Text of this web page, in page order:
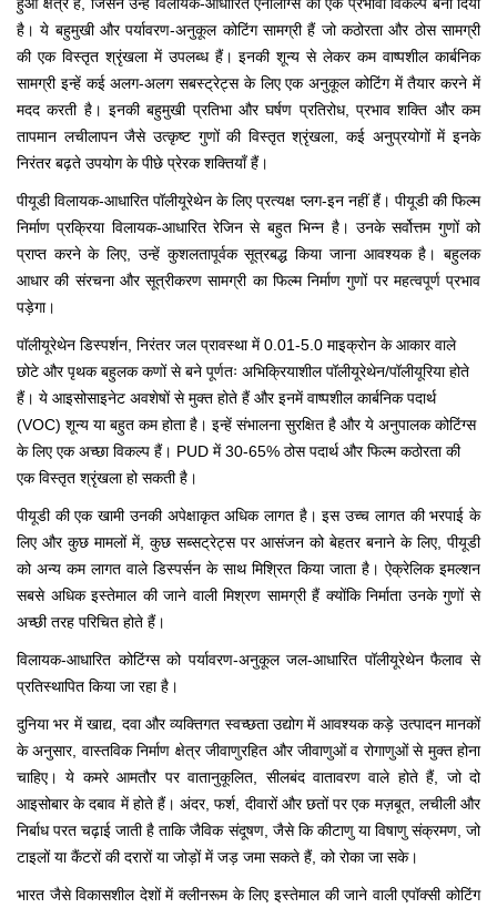
हुआ क्षेत्र है, जिसने उन्हें विलायक-आधारित एनालॉग्स का एक प्रभावी विकल्प बना दिया
है। ये बहुमुखी और पर्यावरण-अनुकूल कोटिंग सामग्री हैं जो कठोरता और ठोस सामग्री
की एक विस्तृत श्रृंखला में उपलब्ध हैं। इनकी शून्य से लेकर कम वाष्पशील कार्बनिक
सामग्री इन्हें कई अलग-अलग सबस्ट्रेट्स के लिए एक अनुकूल कोटिंग में तैयार करने में
मदद करती है। इनकी बहुमुखी प्रतिभा और घर्षण प्रतिरोध, प्रभाव शक्ति और कम
तापमान लचीलापन जैसे उत्कृष्ट गुणों की विस्तृत श्रृंखला, कई अनुप्रयोगों में इनके
निरंतर बढ़ते उपयोग के पीछे प्रेरक शक्तियाँ हैं।
पीयूडी विलायक-आधारित पॉलीयूरेथेन के लिए प्रत्यक्ष प्लग-इन नहीं हैं। पीयूडी की फिल्म
निर्माण प्रक्रिया विलायक-आधारित रेजिन से बहुत भिन्न है। उनके सर्वोत्तम गुणों को
प्राप्त करने के लिए, उन्हें कुशलतापूर्वक सूत्रबद्ध किया जाना आवश्यक है। बहुलक
आधार की संरचना और सूत्रीकरण सामग्री का फिल्म निर्माण गुणों पर महत्वपूर्ण प्रभाव
पड़ेगा।
पॉलीयूरेथेन डिस्पर्शन, निरंतर जल प्रावस्था में 0.01-5.0 माइक्रोन के आकार वाले
छोटे और पृथक बहुलक कणों से बने पूर्णतः अभिक्रियाशील पॉलीयूरेथेन/पॉलीयूरिया होते
हैं। ये आइसोसाइनेट अवशेषों से मुक्त होते हैं और इनमें वाष्पशील कार्बनिक पदार्थ
(VOC) शून्य या बहुत कम होता है। इन्हें संभालना सुरक्षित है और ये अनुपालक कोटिंग्स
के लिए एक अच्छा विकल्प हैं। PUD में 30-65% ठोस पदार्थ और फिल्म कठोरता की
एक विस्तृत श्रृंखला हो सकती है।
पीयूडी की एक खामी उनकी अपेक्षाकृत अधिक लागत है। इस उच्च लागत की भरपाई के
लिए और कुछ मामलों में, कुछ सब्सट्रेट्स पर आसंजन को बेहतर बनाने के लिए, पीयूडी
को अन्य कम लागत वाले डिस्पर्सन के साथ मिश्रित किया जाता है। ऐक्रेलिक इमल्शन
सबसे अधिक इस्तेमाल की जाने वाली मिश्रण सामग्री हैं क्योंकि निर्माता उनके गुणों से
अच्छी तरह परिचित होते हैं।
विलायक-आधारित कोटिंग्स को पर्यावरण-अनुकूल जल-आधारित पॉलीयूरेथेन फैलाव से
प्रतिस्थापित किया जा रहा है।
दुनिया भर में खाद्य, दवा और व्यक्तिगत स्वच्छता उद्योग में आवश्यक कड़े उत्पादन मानकों
के अनुसार, वास्तविक निर्माण क्षेत्र जीवाणुरहित और जीवाणुओं व रोगाणुओं से मुक्त होना
चाहिए। ये कमरे आमतौर पर वातानुकूलित, सीलबंद वातावरण वाले होते हैं, जो दो
आइसोबार के दबाव में होते हैं। अंदर, फर्श, दीवारों और छतों पर एक मज़बूत, लचीली और
निर्बाध परत चढ़ाई जाती है ताकि जैविक संदूषण, जैसे कि कीटाणु या विषाणु संक्रमण, जो
टाइलों या कैंटरों की दरारों या जोड़ों में जड़ जमा सकते हैं, को रोका जा सके।
भारत जैसे विकासशील देशों में क्लीनरूम के लिए इस्तेमाल की जाने वाली एपॉक्सी कोटिंग